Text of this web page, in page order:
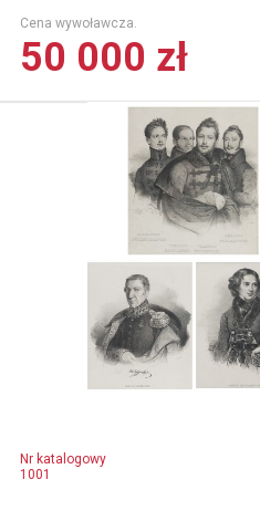
Cena wywoławcza.
50 000 zł
Nr katalogowy
1001